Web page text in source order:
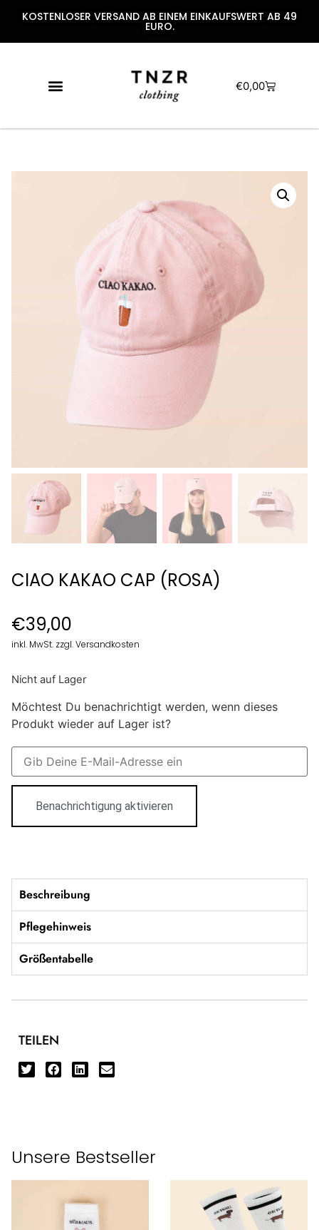
KOSTENLOSER VERSAND AB EINEM EINKAUFSWERT AB 49
EURO.
€0,00
CIAO KAKAO CAP (ROSA)
€39,00
inkl. MwSt. zzgl. Versandkosten
Nicht auf Lager
Möchtest Du benachrichtigt werden, wenn dieses
Produkt wieder auf Lager ist?
Benachrichtigung aktivieren
Beschreibung
Pflegehinweis
Größentabelle
TEILEN
Unsere Bestseller